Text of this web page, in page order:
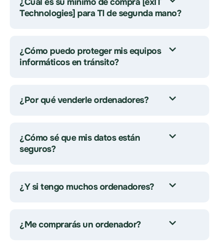
Technologies] para TI de segunda mano?
¿Cómo puedo proteger mis equipos
informáticos en tránsito?
¿Por qué venderle ordenadores?
¿Cómo sé que mis datos están
seguros?
¿Y si tengo muchos ordenadores?
¿Me comprarás un ordenador?